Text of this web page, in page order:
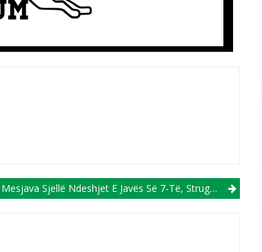
Mesjava Sjellë Ndeshjet E Javës Së 7-Të, Struga Në Ohër Për Tu Këndellur, Shkëndija Do Ta Ketë Vështirë Ndaj Gostivarit